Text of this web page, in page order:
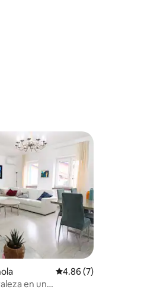
10 evaluaciones
Calificación
4.86 (7)
en un